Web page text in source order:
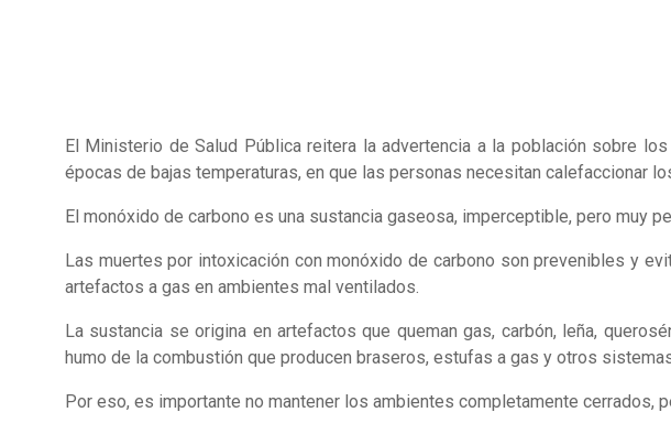
El Ministerio de Salud Pública reitera la advertencia a la población sobre
épocas de bajas temperaturas, en que las personas necesitan calefaccionar
El monóxido de carbono es una sustancia gaseosa, imperceptible, pero muy
Las muertes por intoxicación con monóxido de carbono son prevenibles y
artefactos a gas en ambientes mal ventilados.
La sustancia se origina en artefactos que queman gas, carbón, leña,
humo de la combustión que producen braseros, estufas a gas y otros
Por eso, es importante no mantener los ambientes completamente cerrados,